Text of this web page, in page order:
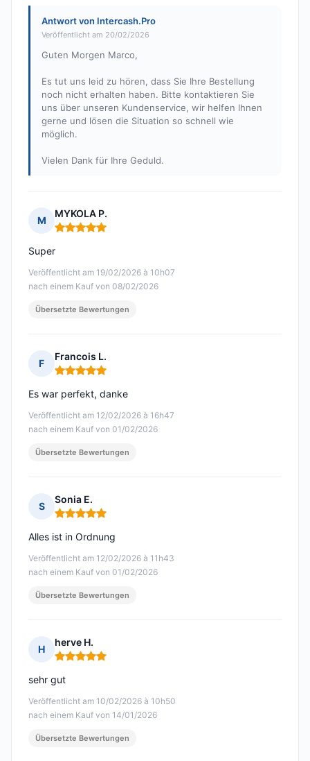
Antwort von Intercash.Pro
Veröffentlicht am 20/02/2026
Guten Morgen Marco,
Es tut uns leid zu hören, dass Sie Ihre Bestellung
noch nicht erhalten haben. Bitte kontaktieren Sie
uns über unseren Kundenservice, wir helfen Ihnen
gerne und lösen die Situation so schnell wie
möglich.
Vielen Dank für Ihre Geduld.
M
MYKOLA P.
Hinweis: 5 von 5
Veröffentlicht am 19/02/2026 à 10h07
nach einem Kauf von 08/02/2026
Super
Übersetzte Bewertungen
F
Francois L.
Hinweis: 5 von 5
Veröffentlicht am 12/02/2026 à 16h47
nach einem Kauf von 01/02/2026
Es war perfekt, danke
Übersetzte Bewertungen
S
Sonia E.
Hinweis: 5 von 5
Veröffentlicht am 12/02/2026 à 11h43
nach einem Kauf von 01/02/2026
Alles ist in Ordnung
Übersetzte Bewertungen
H
herve H.
Hinweis: 5 von 5
Veröffentlicht am 10/02/2026 à 10h50
nach einem Kauf von 14/01/2026
sehr gut
Übersetzte Bewertungen